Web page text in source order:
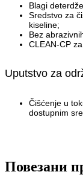
Blagi
Sredstvo za
kiseline;
Bez
CLEAN-CP
Uputstvo za
Čišćenje u
dostupnim
Повезани